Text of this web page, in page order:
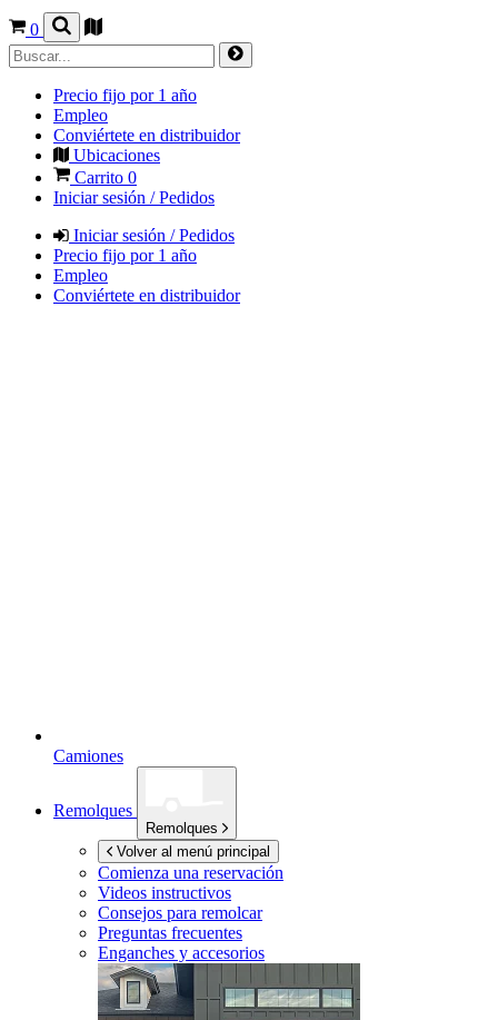
0
Precio fijo por 1 año
Empleo
Conviértete en distribuidor
Ubicaciones
Carrito 0
Iniciar sesión / Pedidos
Iniciar sesión / Pedidos
Precio fijo por 1 año
Empleo
Conviértete en distribuidor
Camiones
Remolques
Remolques
Volver al menú principal
Comienza una reservación
Videos instructivos
Consejos para remolcar
Preguntas frecuentes
Enganches y accesorios